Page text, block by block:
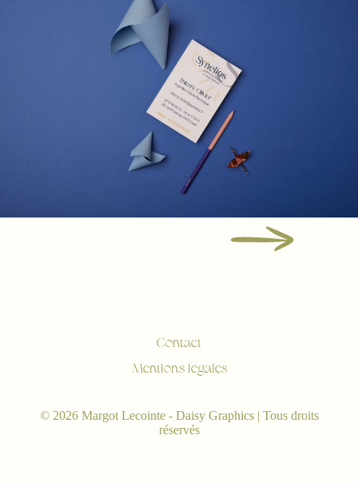
Contact
Mentions légales
© 2026 Margot Lecointe - Daisy Graphics | Tous droits
réservés